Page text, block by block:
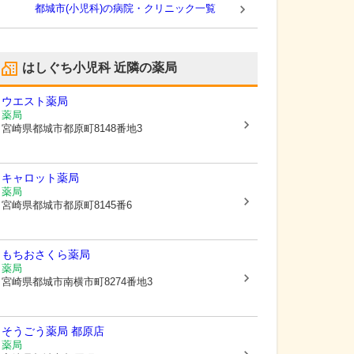
都城市(小児科)の病院・クリニック一覧
はしぐち小児科近隣の薬局
ウエスト薬局
薬局
宮崎県都城市都原町8148番地3
キャロット薬局
薬局
宮崎県都城市都原町8145番6
もちおさくら薬局
薬局
宮崎県都城市南横市町8274番地3
そうごう薬局 都原店
薬局